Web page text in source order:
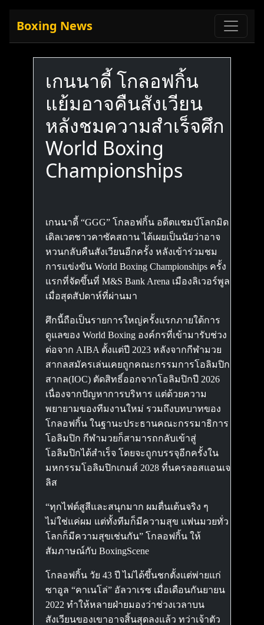
Boxing News
เกนนาดี้ โกลอฟกิ้น
แย้มอาจคืนสังเวียน
หลังชมความสำเร็จศึก
World Boxing
Championships
เกนนาดี้ “GGG” โกลอฟกิ้น อดีตแชมป์โลกมิด
เดิลเวตชาวคาซัคสถาน ได้เผยเป็นนัยว่าอาจ
หวนกลับคืนสังเวียนอีกครั้ง หลังเข้าร่วมชม
การแข่งขัน World Boxing Championships ครั้ง
แรกที่จัดขึ้นที่ M&S Bank Arena เมืองลิเวอร์พูล
เมื่อสุดสัปดาห์ที่ผ่านมา
ศึกนี้ถือเป็นรายการใหญ่ครั้งแรกภายใต้การ
ดูแลของ World Boxing องค์กรที่เข้ามารับช่วง
ต่อจาก AIBA ตั้งแต่ปี 2023 หลังจากกีฬามวย
สากลสมัครเล่นเคยถูกคณะกรรมการโอลิมปิก
สากล(IOC) ตัดสิทธิ์ออกจากโอลิมปิกปี 2026
เนื่องจากปัญหาการบริหาร แต่ด้วยความ
พยายามของทีมงานใหม่ รวมถึงบทบาทของ
โกลอฟกิ้น ในฐานะประธานคณะกรรมาธิการ
โอลิมปิก กีฬามวยก็สามารถกลับเข้าสู่
โอลิมปิกได้สำเร็จ โดยจะถูกบรรจุอีกครั้งใน
มหกรรมโอลิมปิกเกมส์ 2028 ที่นครลอสแอนเจ
ลิส
“ทุกไฟต์สูสีและสนุกมาก ผมตื่นเต้นจริง ๆ
ไม่ใช่แค่ผม แต่ทั้งทีมก็มีความสุข แฟนมวยทั่ว
โลกก็มีความสุขเช่นกัน” โกลอฟกิ้น ให้
สัมภาษณ์กับ BoxingScene
โกลอฟกิ้น วัย 43 ปี ไม่ได้ขึ้นชกตั้งแต่พ่ายแก่
ซาอูล “คาเนโล่” อัลวาเรซ เมื่อเดือนกันยายน
2022 ทำให้หลายฝ่ายมองว่าช่วงเวลาบน
สังเวียนของเขาอาจสิ้นสุดลงแล้ว ทว่าเจ้าตัว